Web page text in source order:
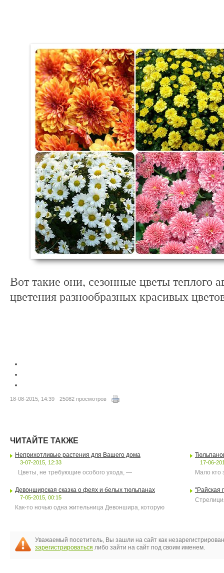
Вот такие они, сезонные цветы теплого
цветения разнообразных красивых
18-08-2015, 14:39 25082 просмотров
ЧИТАЙТЕ ТАКЖЕ
Неприхотливые растения для Вашего дома
3-07-2015, 12:33
Цветы, не требующие особого ухода, —
17-06-
Мало кто
Девонширская сказка о феях и белых тюльпанах
7-05-2015, 00:15
Как-то ночью одна жительница Девоншира, которую
"Райская
Уважаемый посетитель, Вы зашли на сайт как
зарегистрироваться либо зайти на сайт под своим именем.